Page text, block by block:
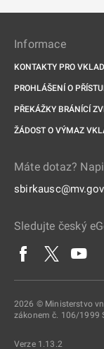
Informace
KONTAKTY PRO
PROHLÁŠENÍ O
PŘEKÁŽKY BRÁNÍCÍ
ŽÁDOST O VÝMAZ
Máte dotaz?
Sledujte český
2026 © Ministerstvo
zákonem č. 106/1999
Verze 1.13.2